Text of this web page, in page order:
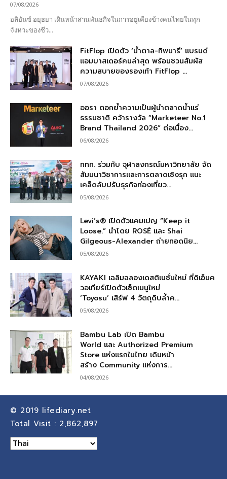
07/08/2026
อลิอันซ์ อยุธยา เดินหน้าสานพันธกิจในการอยู่เคียงข้างคนไทยในทุก
จังหวะของชีว...
FitFlop เปิดตัว ‘น้ำตาล-ทิพนารี’ แบรนด์
แอมบาสเดอร์คนล่าสุด พร้อมชวนสัมผัส
ความสบายของรองเท้า FitFlop ...
07/08/2026
ออรา ตอกย้ำความเป็นผู้นำตลาดน้ำแร่
ธรรมชาติ คว้ารางวัล “Marketeer No.1
Brand Thailand 2026” ต่อเนื่อง...
06/08/2026
ททท. ร่วมกับ จุฬาลงกรณ์มหาวิทยาลัย จัด
สัมมนาวิชาการและการตลาดเชิงรุก แนะ
เคล็ดลับปรับธุรกิจท่องเที่ยว...
05/08/2026
Levi’s® เปิดตัวแคมเปญ “Keep it
Loose.” นำโดย ROSÉ และ Shai
Gilgeous-Alexander ถ่ายทอดนิย...
05/08/2026
KAYAKI เฉลิมฉลองเดสติเนชั่นใหม่ ที่ดิเอ็มค
วอเทียร์เปิดตัวเซ็ตเมนูใหม่
‘Toyosu’ เสิร์ฟ 4 วัตถุดิบล้ำค...
05/08/2026
Bambu Lab เปิด Bambu
World และ Authorized Premium
Store แห่งแรกในไทย เดินหน้า
สร้าง Community แห่งการ...
04/08/2026
© 2019 lifediary.net
Total Visit : 2,862,897